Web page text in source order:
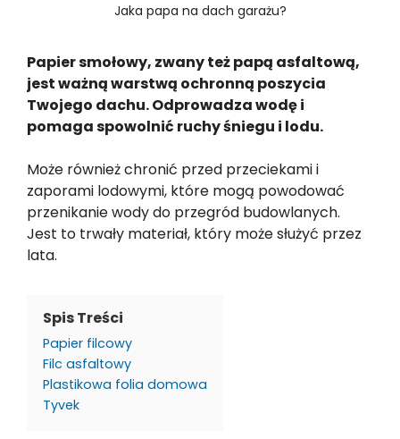
Jaka papa na dach garażu?
Papier smołowy, zwany też papą asfaltową,
jest ważną warstwą ochronną poszycia
Twojego dachu. Odprowadza wodę i
pomaga spowolnić ruchy śniegu i lodu.
Może również chronić przed przeciekami i
zaporami lodowymi, które mogą powodować
przenikanie wody do przegród budowlanych.
Jest to trwały materiał, który może służyć przez
lata.
Spis Treści
Papier filcowy
Filc asfaltowy
Plastikowa folia domowa
Tyvek